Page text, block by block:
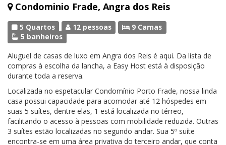
Condominio Frade, Angra dos Reis
5 Quartos 12 pessoas
9 Camas
5 banheiros
Aluguel de casas de luxo em Angra dos Reis é aqui. Da lista de
compras à escolha da lancha, a Easy Host está à disposição
durante toda a reserva.
Localizada no espetacular Condomínio Porto Frade, nossa linda
casa possui capacidade para acomodar até 12 hóspedes em
suas 5 suítes, dentre elas, 1 está localizada no térreo,
facilitando o acesso à pessoas com mobilidade reduzida. Outras
3 suítes estão localizadas no segundo andar. Sua 5º suíte
encontra-se em uma área privativa do terceiro andar, que conta